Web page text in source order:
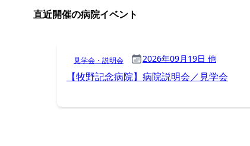
直近開催の病院イベント
見学会・説明会 2026年09月19日 他
【牧野記念病院】病院説明会／見学会